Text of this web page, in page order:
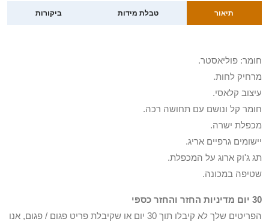
תיאור טבלת מידות ביקורות
חומר: פוליאסטר.
מרחיק לחות.
עיצוב קלאסי.
חומר קל ונושם עם תחושה רכה.
מכפלת ישרה.
יישומים גרפיים אריג.
תג ג'וק ארוג על המכפלת.
שטיפה במכונה.
30 יום מדיניות החזר והחזר כספי
הפריטים שלך לא קיבלו תוך 30 יום או שקיבלת פריט פגום / פגום, אנו